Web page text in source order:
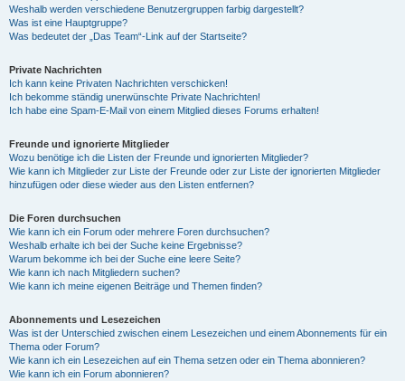
Weshalb werden verschiedene Benutzergruppen farbig dargestellt?
Was ist eine Hauptgruppe?
Was bedeutet der „Das Team“-Link auf der Startseite?
Private Nachrichten
Ich kann keine Privaten Nachrichten verschicken!
Ich bekomme ständig unerwünschte Private Nachrichten!
Ich habe eine Spam-E-Mail von einem Mitglied dieses Forums erhalten!
Freunde und ignorierte Mitglieder
Wozu benötige ich die Listen der Freunde und ignorierten Mitglieder?
Wie kann ich Mitglieder zur Liste der Freunde oder zur Liste der ignorierten Mitglieder
hinzufügen oder diese wieder aus den Listen entfernen?
Die Foren durchsuchen
Wie kann ich ein Forum oder mehrere Foren durchsuchen?
Weshalb erhalte ich bei der Suche keine Ergebnisse?
Warum bekomme ich bei der Suche eine leere Seite?
Wie kann ich nach Mitgliedern suchen?
Wie kann ich meine eigenen Beiträge und Themen finden?
Abonnements und Lesezeichen
Was ist der Unterschied zwischen einem Lesezeichen und einem Abonnements für ein
Thema oder Forum?
Wie kann ich ein Lesezeichen auf ein Thema setzen oder ein Thema abonnieren?
Wie kann ich ein Forum abonnieren?